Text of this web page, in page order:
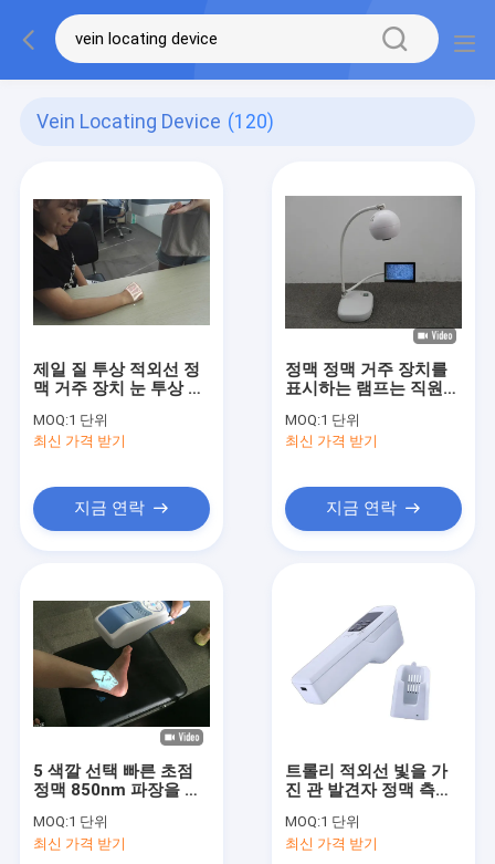
Vein Locating Device (120)
제일 질 투상 적외선 정
맥 거주 장치 눈 투상 적
MOQ:1 단위
최신 가격 받기
지금 연락
정맥 정맥 거주 장치를
표시하는 램프는 직원
MOQ:1 단위
최신 가격 받기
지금 연락
5 색깔 선택 빠른 초점
정맥 850nm 파장을 가
정맥 거주 장치 투상
MOQ:1 단위
최신 가격 받기
트롤리 적외선 빛을 가
진 관 발견자 정맥 측정
치
MOQ:1 단위
최신 가격 받기